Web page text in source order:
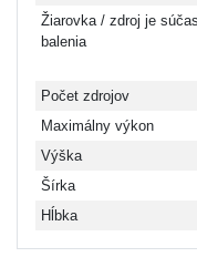
Žiarovka / zdroj je
balenia
Počet zdrojov
Maximálny výkon
Výška
Šírka
Hĺbka